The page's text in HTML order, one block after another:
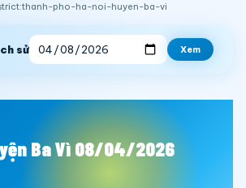
pho-ha-noi-huyen-ba-vi
sử Xem
Ba Vì 08/04/2026